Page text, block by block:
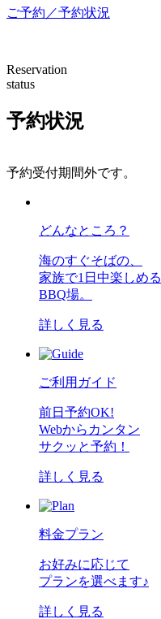
ご予約／予約状況
Reservation
status
予約状況
予約受付期間外です。
どんなところ？
海のすぐそばの、
家族で1日中楽しめる
BBQ場。
詳しく見る
ご利用ガイド
前日予約OK!
Webからカンタン
サクッと予約！
詳しく見る
料金プラン
お好みに応じて
プランを選べます♪
詳しく見る